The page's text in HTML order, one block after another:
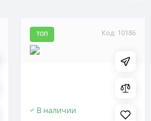
Код: 10186
ТОП
В наличии